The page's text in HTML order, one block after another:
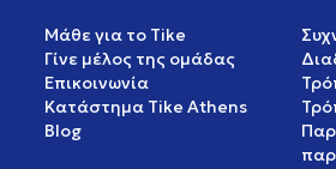
Μάθε για το Tike
Γίνε μέλος της ομάδας
Επικοινωνία
Κατάστημα Tike Athens
Blog